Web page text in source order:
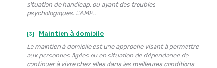
situation de handicap, ou ayant des troubles
psychologiques. L’AMP…
[3] Maintien à domicile
Le maintien à domicile est une approche visant à permettre
aux personnes âgées ou en situation de dépendance de
continuer à vivre chez elles dans les meilleures conditions